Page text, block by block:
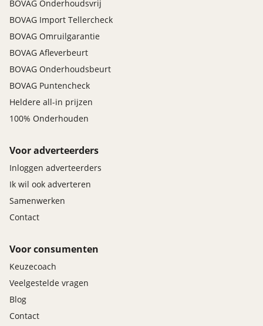
BOVAG Onderhoudsvrij
BOVAG Import Tellercheck
BOVAG Omruilgarantie
BOVAG Afleverbeurt
BOVAG Onderhoudsbeurt
BOVAG Puntencheck
Heldere all-in prijzen
100% Onderhouden
Voor adverteerders
Inloggen adverteerders
Ik wil ook adverteren
Samenwerken
Contact
Voor consumenten
Keuzecoach
Veelgestelde vragen
Blog
Contact